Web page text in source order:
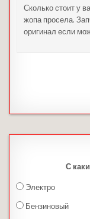
Сколько стоит у
жопа просела.
оригинал если
С
Электро
Бензиновый